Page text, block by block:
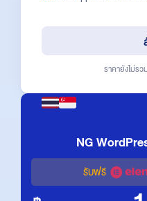
ราคายังไม่ร
NG
รับฟรี